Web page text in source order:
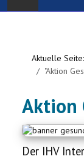
Verband
Ausbildung
Aktuelle Seite:
"Aktion
Aktion
Der IHV